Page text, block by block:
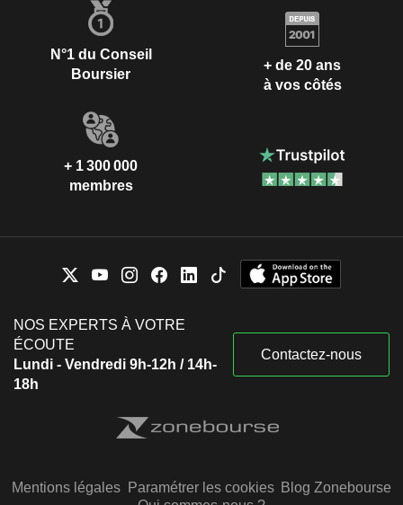
N°1 du Conseil
Boursier
+ de 20 ans
à vos côtés
+ 1 300 000
membres
NOS EXPERTS À VOTRE
ÉCOUTE
Lundi - Vendredi 9h-12h / 14h-
18h
Contactez-nous
Mentions légales Paramétrer les cookies Blog Zonebourse